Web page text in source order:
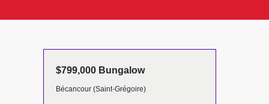
$799,000 Bungalow
Bécancour (Saint-Grégoire)